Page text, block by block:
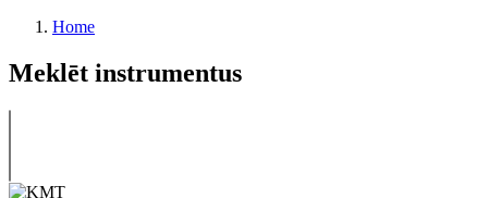
Home
Meklēt instrumentus